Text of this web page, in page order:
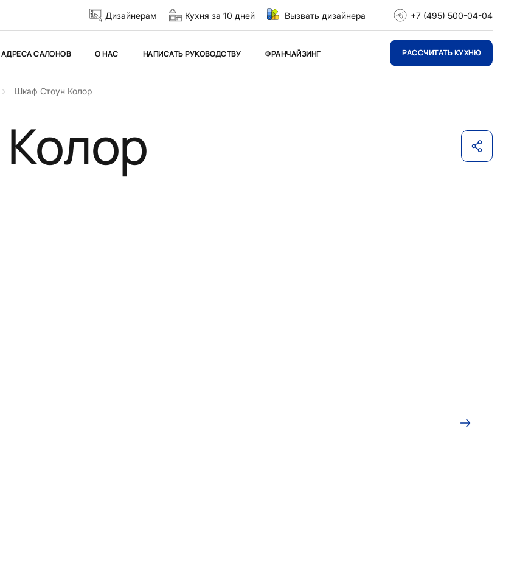
Дизайнерам Кухня за 10 дней Вызвать дизайнера +7 (495) 500-04-04
АДРЕСА САЛОНОВ О НАС НАПИСАТЬ РУКОВОДСТВУ ФРАНЧАЙЗИНГ РАССЧИТАТЬ КУХНЮ
Шкаф Стоун Колор